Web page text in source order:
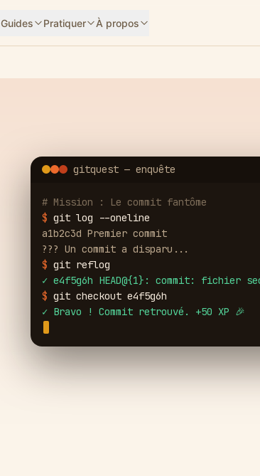
Guides Pratiquer À propos
gitquest — enquête
# Mission : Le commit fantôme
$ git log --oneline
a1b2c3d Premier commit
??? Un commit a disparu...
$ git reflog
✓ e4f5g6h HEAD@{1}: commit: fichier
$ git checkout e4f5g6h
✓ Bravo ! Commit retrouvé. +50 XP 🎉